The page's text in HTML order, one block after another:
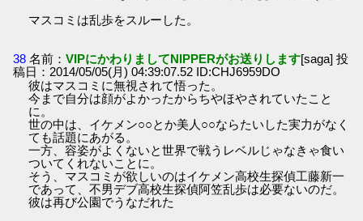
マスコミは乱歩をスルーした。
38 名前：VIPにかわりましてNIPPERがお送りします[saga] 投
稿日：2014/05/05(月) 04:39:07.52 ID:CHJ6959DO
彼はマスコミに無視されて悟った。
今まで自分は顔がよかったからちやほやされていたこと
に。
世の中は、イケメン○○とか美人○○ならたいした実力がなく
ても話題にあがる。
一方、容姿がよくないと世界で戦うレベルじゃなきゃ食い
ついてくれないことに。
そう、マスコミが欲しいのはイケメン高校生探偵工藤新一
であって、不男デブ高校生探偵阿笠乱歩は必要ないのだ。
彼は再び公園でうなだれた